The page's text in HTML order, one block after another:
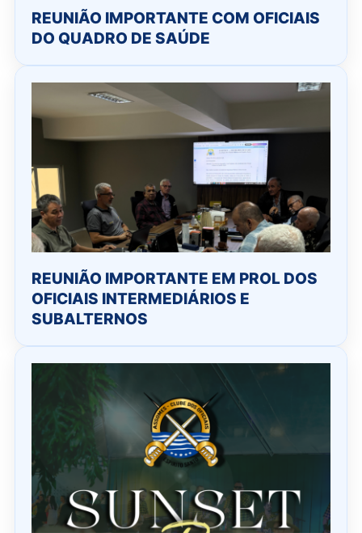
REUNIÃO IMPORTANTE COM OFICIAIS
DO QUADRO DE SAÚDE
REUNIÃO IMPORTANTE EM PROL DOS
OFICIAIS INTERMEDIÁRIOS E
SUBALTERNOS